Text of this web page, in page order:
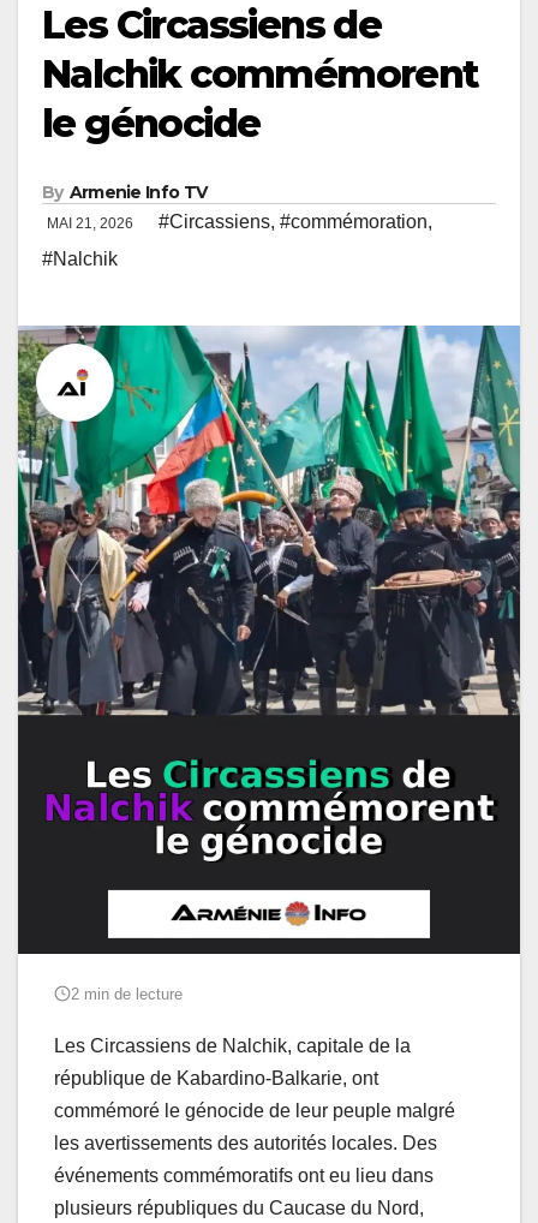
Les Circassiens de
Nalchik commémorent
le génocide
By Armenie Info TV
MAI 21, 2026 #Circassiens, #commémoration,
#Nalchik
2 min de lecture
Les Circassiens de Nalchik, capitale de la
république de Kabardino-Balkarie, ont
commémoré le génocide de leur peuple malgré
les avertissements des autorités locales. Des
événements commémoratifs ont eu lieu dans
plusieurs républiques du Caucase du Nord,